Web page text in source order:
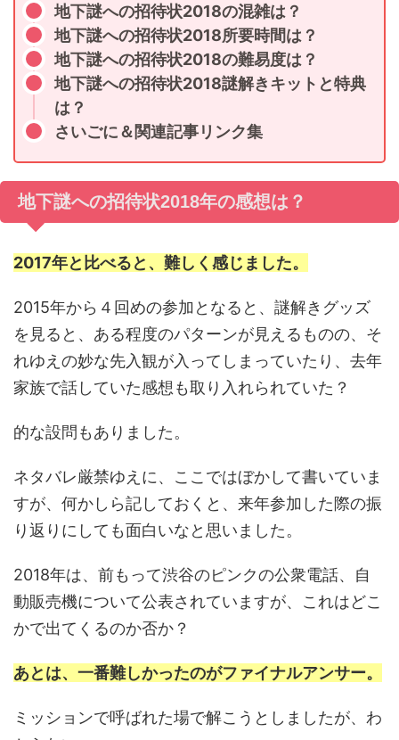
地下謎への招待状2018の混雑は？
地下謎への招待状2018所要時間は？
地下謎への招待状2018の難易度は？
地下謎への招待状2018謎解きキットと特典
は？
さいごに＆関連記事リンク集
地下謎への招待状2018年の感想は？
2017年と比べると、難しく感じました。
2015年から４回めの参加となると、謎解きグッズ
を見ると、ある程度のパターンが見えるものの、そ
れゆえの妙な先入観が入ってしまっていたり、去年
家族で話していた感想も取り入れられていた？
的な設問もありました。
ネタバレ厳禁ゆえに、ここではぼかして書いていま
すが、何かしら記しておくと、来年参加した際の振
り返りにしても面白いなと思いました。
2018年は、前もって渋谷のピンクの公衆電話、自
動販売機について公表されていますが、これはどこ
かで出てくるのか否か？
あとは、一番難しかったのがファイナルアンサー。
ミッションで呼ばれた場で解こうとしましたが、わ